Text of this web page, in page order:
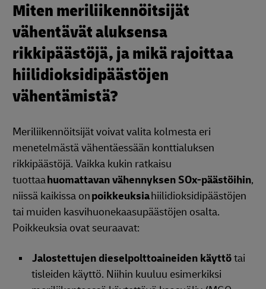
Miten meriliikennöitsijät
vähentävät aluksensa
rikkipäästöjä, ja mikä rajoittaa
hiilidioksidipäästöjen
vähentämistä?
Meriliikennöitsijät voivat valita kolmesta eri
menetelmästä vähentäessään konttialuksen
rikkipäästöjä. Vaikka kukin ratkaisu
tuottaahuomattavan vähennyksen SOx-päästöihin,
niissä kaikissa onpoikkeuksiahiilidioksidipäästöjen
tai muiden kasvihuonekaasupäästöjen osalta.
Poikkeuksia ovat seuraavat:
Jalostettujen dieselpolttoaineiden käyttötai
tisleiden käyttö. Niihin kuuluu esimerkiksi